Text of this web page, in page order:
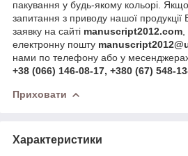
пакування у будь-якому кольорі.
запитання з приводу нашої
заявку на сайті manuscript2012.com
електронну пошту
нами по телефону або у
+38 (066) 146-08-17, +380 (67) 548-
Приховати
Характеристики